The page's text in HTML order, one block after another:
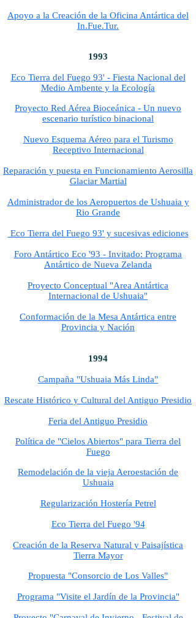
Apoyo a la Creación de la Oficina Antártica del
In.Fue.Tur.
1993
Eco Tierra del Fuego 93' - Fiesta Nacional del
Medio Ambente y la Ecología
Proyecto Red Aérea Bioceánica - Un nuevo
escenario turístico binacional
Nuevo Esquema Aéreo para el Turismo
Receptivo Internacional
Reparación y puesta en Funcionamiento Aerosilla
Glaciar Martial
Administrador de los Aeropuertos de Ushuaia y
Rio Grande
Eco Tierra del Fuego 93' y sucesivas ediciones
Foro Antártico Eco '93 - Invitado: Programa
Antártico de Nueva Zelanda
Proyecto Conceptual "Area Antártica
Internacional de Ushuaia"
Conformación de la Mesa Antártica entre
Provincia y Nación
1994
Campaña "Ushuaia Más Linda"
Rescate Histórico y Cultural del Antiguo Presidio
Feria del Antiguo Presidio
Política de "Cielos Abiertos" para Tierra del
Fuego
Remodelación de la vieja Aeroestación de
Ushuaia
Regularización Hostería Petrel
Eco Tierra del Fuego '94
Creación de la Reserva Natural y Paisajística
Tierra Mayor
Propuesta "Consorcio de Los Valles"
Programa "Visite el Jardín de la Provincia"